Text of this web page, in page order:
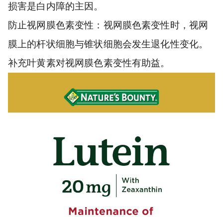
损害是白内障的主因。
防止视网膜色素变性：视网膜色素变性时，视网
膜上的杆状细胞与锥状细胞会发生退化性变化。
补充叶黄素对视网膜色素变性有助益。